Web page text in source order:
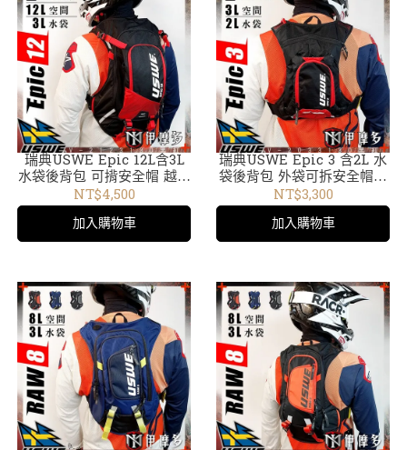
瑞典USWE Epic 12L含3L
水袋後背包 可揹安全帽 越野
水袋包 腳踏車爬山慢跑。黑
紅V-2123130
NT$4,500
加入購物車
瑞典USWE Epic 3 含2L 水
袋後背包 外袋可拆安全帽袋
包 越野 腳踏車爬山慢跑。黑
紅V-2033130
NT$3,300
加入購物車